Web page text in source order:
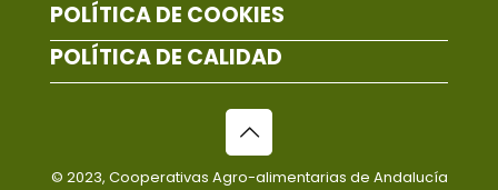
POLÍTICA DE COOKIES
POLÍTICA DE CALIDAD
© 2023, Cooperativas Agro-alimentarias de Andalucía